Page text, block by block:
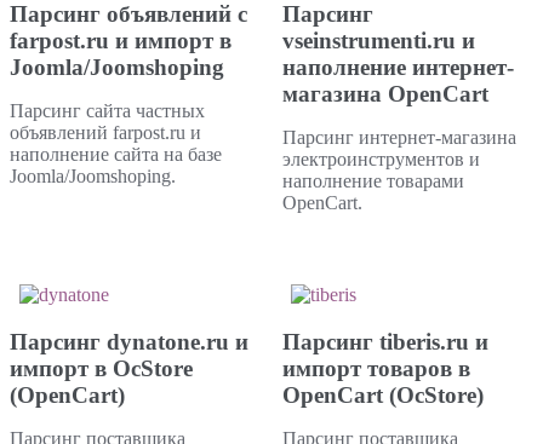
Парсинг объявлений с
farpost.ru и импорт в
Joomla/Joomshoping
Парсинг сайта частных
объявлений farpost.ru и
наполнение сайта на базе
Joomla/Joomshoping.
Парсинг
vseinstrumenti.ru и
наполнение интернет-
магазина OpenCart
Парсинг интернет-магазина
электроинструментов и
наполнение товарами
OpenCart.
Парсинг dynatone.ru и
импорт в OcStore
(OpenCart)
Парсинг поставщика
Парсинг tiberis.ru и
импорт товаров в
OpenCart (OcStore)
Парсинг поставщика